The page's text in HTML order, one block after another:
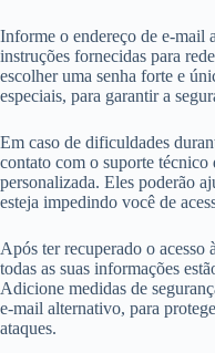
Informe o endereço de e-mail
instruções fornecidas para
escolher uma senha forte e
especiais, para garantir a
Em caso de dificuldades
contato com o suporte técnico
personalizada. Eles poderão
esteja impedindo você de
Após ter recuperado o acesso
todas as suas informações
Adicione medidas de
e-mail alternativo, para
ataques.